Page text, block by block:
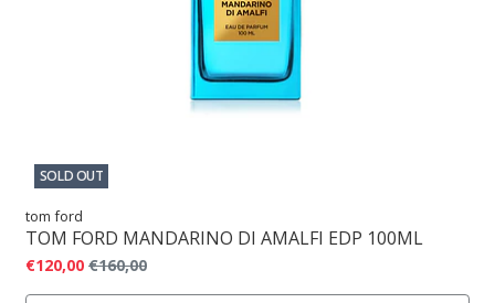
SOLD OUT
tom ford
TOM FORD MANDARINO DI AMALFI EDP 100ML
€120,00 €160,00